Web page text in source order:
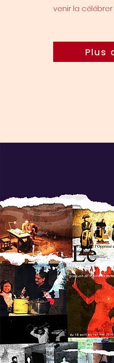
venir la
Plus